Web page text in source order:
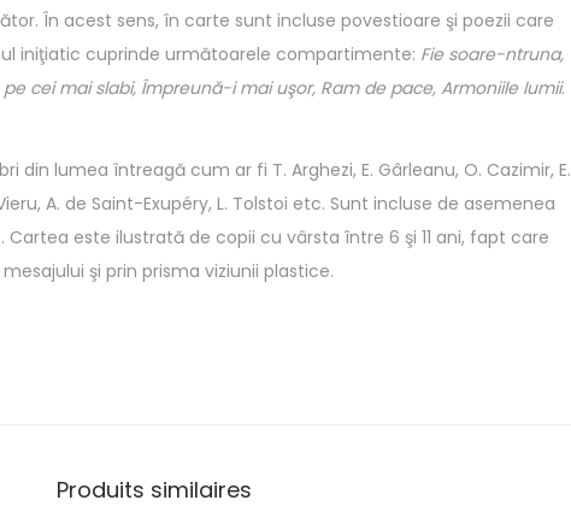
În acest sens, în carte sunt incluse povestioare şi poezii care
iniţiatic cuprinde următoarele compartimente: Fie soare-ntruna,
cei mai slabi, Împreună-i mai uşor, Ram de pace, Armoniile lumii.
din lumea întreagă cum ar fi T. Arghezi, E. Gârleanu, O. Cazimir, E.
A. de Saint-Exupéry, L. Tolstoi etc. Sunt incluse de asemenea
este ilustrată de copii cu vârsta între 6 şi 11 ani, fapt care
şi prin prisma viziunii plastice.
Produits similaires